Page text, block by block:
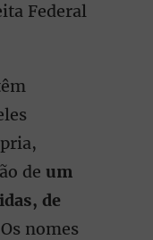
Federal
de um
de
nomes